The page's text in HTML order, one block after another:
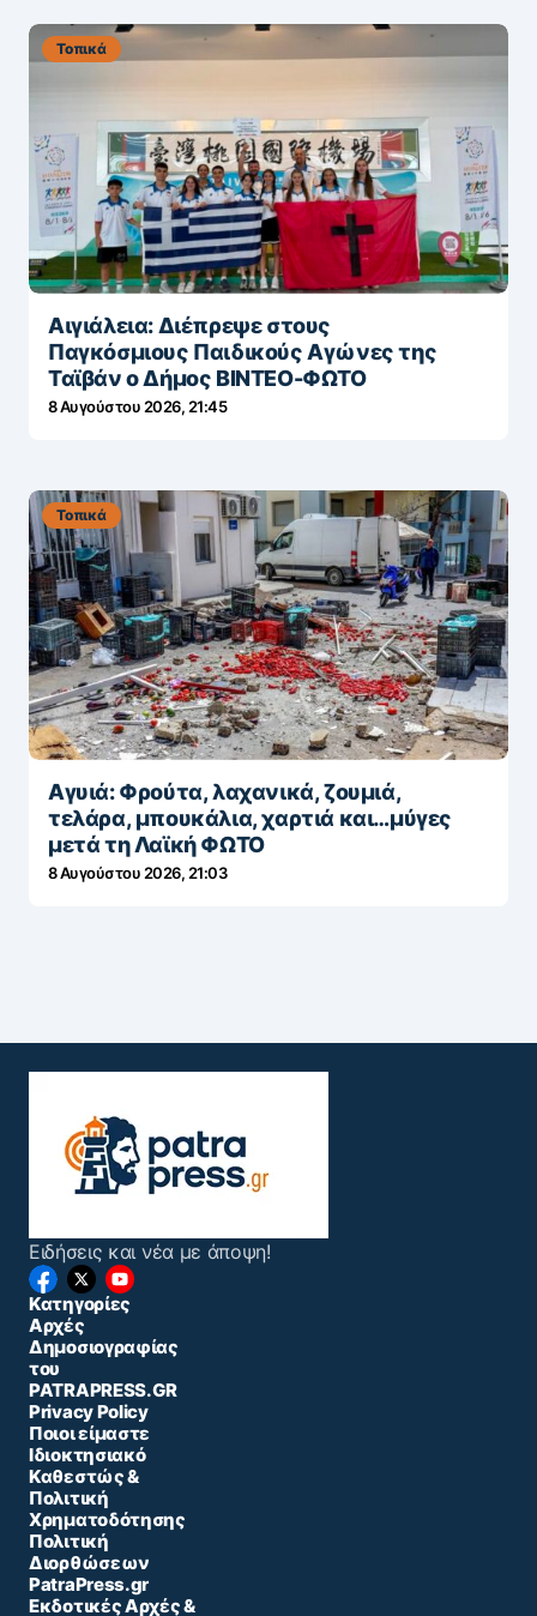
Τοπικά
Αιγιάλεια: Διέπρεψε στους
Παγκόσμιους Παιδικούς Αγώνες της
Ταϊβάν ο Δήμος ΒΙΝΤΕΟ-ΦΩΤΟ
8 Αυγούστου 2026, 21:45
Τοπικά
Αγυιά: Φρούτα, λαχανικά, ζουμιά,
τελάρα, μπουκάλια, χαρτιά και…μύγες
μετά τη Λαϊκή ΦΩΤΟ
8 Αυγούστου 2026, 21:03
Ειδήσεις και νέα με άποψη!
Κατηγορίες
Αρχές
Δημοσιογραφίας
του
PATRAPRESS.GR
Privacy Policy
Ποιοι είμαστε
Ιδιοκτησιακό
Καθεστώς &
Πολιτική
Χρηματοδότησης
Πολιτική
Διορθώσεων
PatraPress.gr
Εκδοτικές Αρχές &